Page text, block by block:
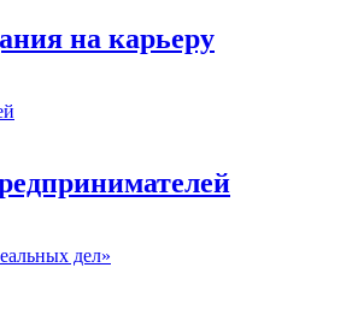
на карьеру